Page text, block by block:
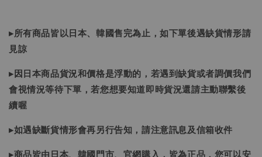
▸所有商品皆以日本、韓國售完為止，如下單後遇缺貨情形請
見諒
▸因日本商品貨況和價格是浮動的，若遇到缺貨或者調價我們
會視情況等待下單，若您想要知道即時貨況還請主動聯繫後
續喔
▸如遇缺斷貨情形會再另行告知，請注意訊息及信箱收件
▸商品皆由日本、韓國門市、官網購入，皆為正品，您可以安